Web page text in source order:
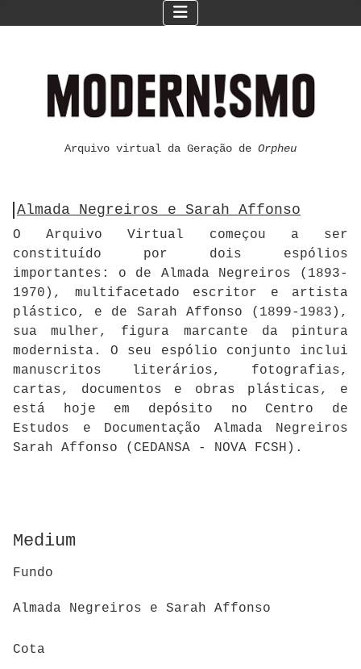
Arquivo virtual da Geração de Orpheu
Almada Negreiros e Sarah Affonso
O Arquivo Virtual começou a ser
constituído por dois espólios
importantes: o de Almada Negreiros (1893-
1970), multifacetado escritor e artista
plástico, e de Sarah Affonso (1899-1983),
sua mulher, figura marcante da pintura
modernista. O seu espólio conjunto inclui
manuscritos literários, fotografias,
cartas, documentos e obras plásticas, e
está hoje em depósito no Centro de
Estudos e Documentação Almada Negreiros
Sarah Affonso (CEDANSA - NOVA FCSH).
Medium
Fundo
Almada Negreiros e Sarah Affonso
Cota